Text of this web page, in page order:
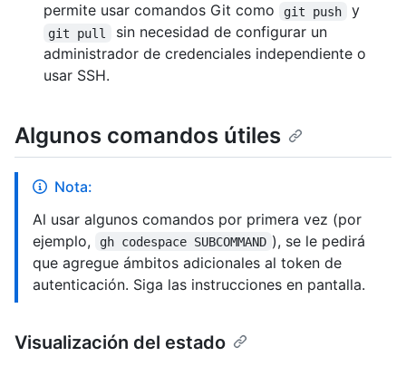
permite usar comandos Git como
git push y
git pull
sin necesidad de configurar un
administrador de credenciales independiente o
usar SSH.
Algunos comandos útiles
Nota:
Al usar algunos comandos por primera vez (por
ejemplo,
gh codespace SUBCOMMAND ), se le pedirá
que agregue ámbitos adicionales al token de
autenticación. Siga las instrucciones en pantalla.
Visualización del estado